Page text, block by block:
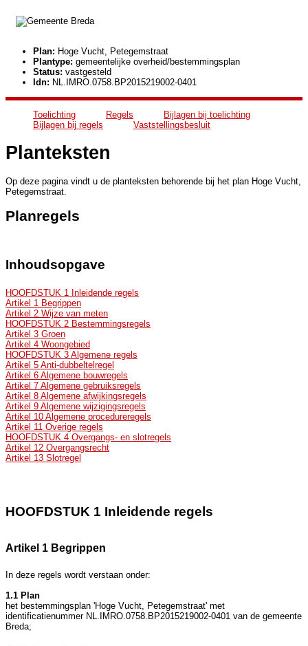
Plan: Hoge Vucht, Petegemstraat
Plantype: gemeentelijke overheid/bestemmingsplan
Status: vastgesteld
Idn: NL.IMRO.0758.BP2015219002-0401
Toelichting Regels
Bijlagen bij toelichting
Bijlagen bij regels
Vaststellingsbesluit
Planteksten
Op deze pagina vindt u de planteksten behorende bij het plan Hoge Vucht,
Petegemstraat.
Planregels
Inhoudsopgave
HOOFDSTUK 1 Inleidende regels
Artikel 1 Begrippen
Artikel 2 Wijze van meten
HOOFDSTUK 2 Bestemmingsregels
Artikel 3 Groen
Artikel 4 Woongebied
HOOFDSTUK 3 Algemene regels
Artikel 5 Anti-dubbeltelregel
Artikel 6 Algemene bouwregels
Artikel 7 Algemene gebruiksregels
Artikel 8 Algemene afwijkingsregels
Artikel 9 Algemene wijzigingsregels
Artikel 10 Algemene procedureregels
Artikel 11 Overige regels
HOOFDSTUK 4 Overgangs- en slotregels
Artikel 12 Overgangsrecht
Artikel 13 Slotregel
HOOFDSTUK 1 Inleidende regels
Artikel 1 Begrippen
In deze regels wordt verstaan onder:
1.1 Plan
het bestemmingsplan 'Hoge Vucht, Petegemstraat' met
identificatienummer NL.IMRO.0758.BP2015219002-0401 van de gemeente
Breda;